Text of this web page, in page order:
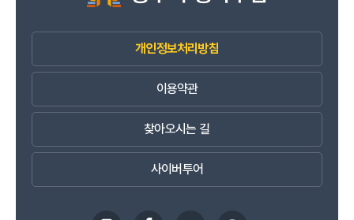
개인정보처리방침
이용약관
찾아오시는 길
사이버투어